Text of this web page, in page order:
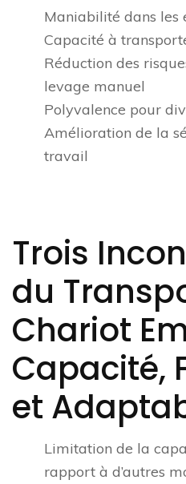
Maniabilité dans les
Capacité à
Réduction des
levage manuel
Polyvalence pour
Amélioration de la
travail
Trois
du
Chariot
Capacité,
et
Limitation de la
rapport à d’autres